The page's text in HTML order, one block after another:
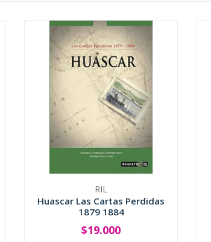
RIL
Huascar Las Cartas Perdidas
1879 1884
+
$19.000